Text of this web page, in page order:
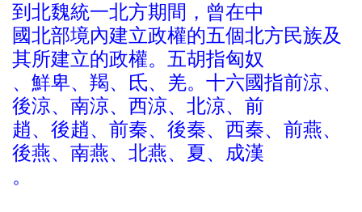
到北魏統一北方期間，曾在中
國北部境內建立政權的五個北方民族及
其所建立的政權。五胡指匈奴
、鮮卑、羯、氐、羌。十六國指前涼、
後涼、南涼、西涼、北涼、前
趙、後趙、前秦、後秦、西秦、前燕、
後燕、南燕、北燕、夏、成漢
。